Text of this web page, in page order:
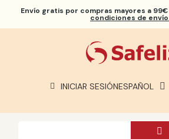
Envío gratis por compras mayores a
condiciones de
INICIAR SESIÓNESPAÑOL